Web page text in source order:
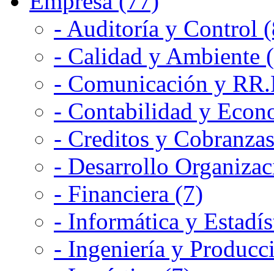
- Auditoría y Control
- Calidad y Ambiente
- Comunicación y
- Contabilidad y
- Creditos y
- Desarrollo
- Financiera (7)
- Informática y
- Ingeniería y